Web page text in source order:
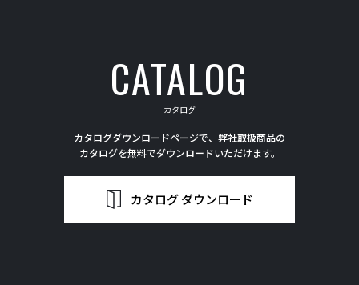
CATALOG
カタログ
カタログダウンロードページで、弊社取扱商品の
カタログを無料でダウンロードいただけます。
カタログ ダウンロード